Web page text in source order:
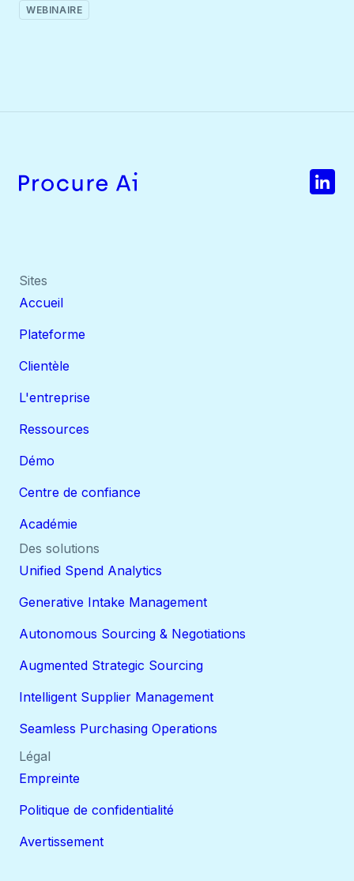
WEBINAIRE
Sites
Accueil
Plateforme
Clientèle
L'entreprise
Ressources
Démo
Centre de confiance
Académie
Des solutions
Unified Spend Analytics
Generative Intake Management
Autonomous Sourcing & Negotiations
Augmented Strategic Sourcing
Intelligent Supplier Management
Seamless Purchasing Operations
Légal
Empreinte
Politique de confidentialité
Avertissement